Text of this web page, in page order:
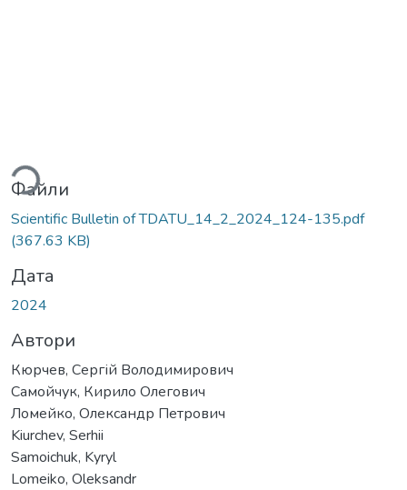
Вантажиться...
Файли
Scientific Bulletin of TDATU_14_2_2024_124-135.pdf
(367.63 KB)
Дата
2024
Автори
Кюрчев, Сергій Володимирович
Самойчук, Кирило Олегович
Ломейко, Олександр Петрович
Kiurchev, Serhii
Samoichuk, Kyryl
Lomeiko, Oleksandr